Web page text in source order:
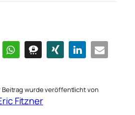
Beitrag wurde veröffentlicht von
Fitzner